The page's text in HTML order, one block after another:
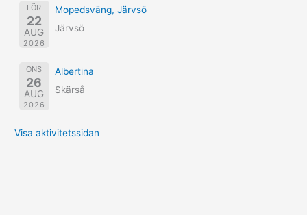
LÖR
22
AUG
2026
Mopedsväng, Järvsö
Järvsö
ONS
26
AUG
2026
Albertina
Skärså
Visa aktivitetssidan